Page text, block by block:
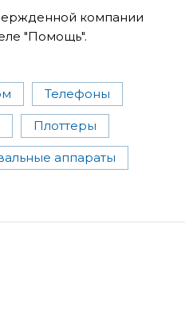
компании
"Помощь".
Телефоны
Плоттеры
аппараты